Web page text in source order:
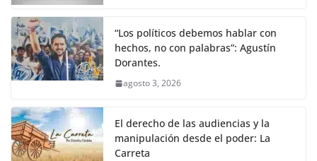
“Los políticos debemos hablar con
hechos, no con palabras”: Agustín
Dorantes.
agosto 3, 2026
El derecho de las audiencias y la
manipulación desde el poder: La
Carreta